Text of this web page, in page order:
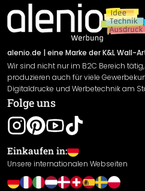
Newsletter An-/Abmeldung
Sendungsverfolgung
Impressum
Versand & Zahlung
Rücksendung
Widerrufsrecht
Datenschutzerklärung
Gewährleistung
Leistungserklärung / CE-
Cookie Einstellungen
alenio.de | eine Marke der K&L Wall-
Wir sind nicht nur im B2C Bereich
produzieren auch für viele
Digitaldrucke und Werbetechnik am
Folge uns
Einkaufen in:
Unsere internationalen Webseiten